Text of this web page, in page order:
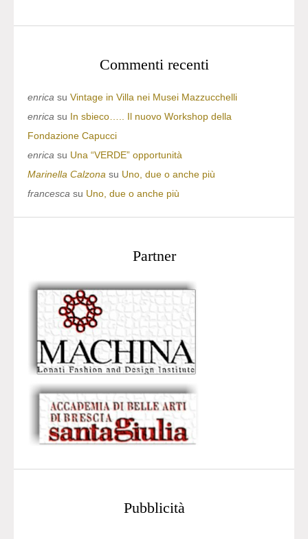
Commenti recenti
enrica su Vintage in Villa nei Musei Mazzucchelli
enrica su In sbieco….. Il nuovo Workshop della
Fondazione Capucci
enrica su Una “VERDE” opportunità
Marinella Calzona su Uno, due o anche più
francesca su Uno, due o anche più
Partner
Pubblicità